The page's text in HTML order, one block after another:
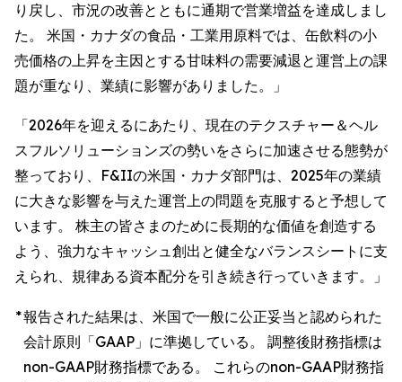
り戻し、市況の改善とともに通期で営業増益を達成しまし
た。 米国・カナダの食品・工業用原料では、缶飲料の小
売価格の上昇を主因とする甘味料の需要減退と運営上の課
題が重なり、業績に影響がありました。」
「2026年を迎えるにあたり、現在のテクスチャー＆ヘル
スフルソリューションズの勢いをさらに加速させる態勢が
整っており、F&IIの米国・カナダ部門は、2025年の業績
に大きな影響を与えた運営上の問題を克服すると予想して
います。 株主の皆さまのために長期的な価値を創造する
よう、強力なキャッシュ創出と健全なバランスシートに支
えられ、規律ある資本配分を引き続き行っていきます。」
*報告された結果は、米国で一般に公正妥当と認められた
会計原則「GAAP」に準拠している。 調整後財務指標は
non-GAAP財務指標である。 これらのnon-GAAP財務指